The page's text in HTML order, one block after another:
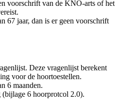
voorschrift van de KNO-arts of het
67 jaar, dan is er geen voorschrift
Deze vragenlijst berekent
voor de hoortoestellen.
6 maanden.
6 hoorprotcol 2.0).